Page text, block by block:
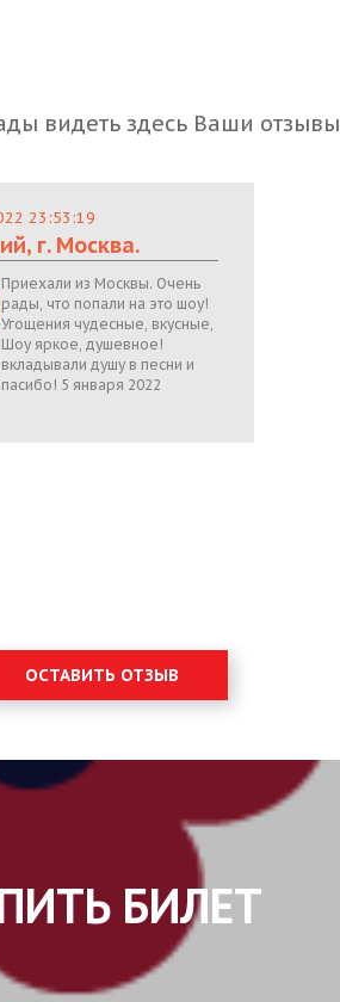
видеть здесь Ваши отзывы
23:53:19
г. Москва.
Приехали из Москвы. Очень
рады, что попали на это шоу!
Угощения чудесные, вкусные,
яркое, душевное!
душу в песни и
5 января 2022
ОСТАВИТЬ ОТЗЫВ
БИЛЕТ